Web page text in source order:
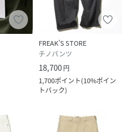
FREAK’S STORE
チノパンツ
18,700円
1,700ポイント(10%ポイン
トバック)